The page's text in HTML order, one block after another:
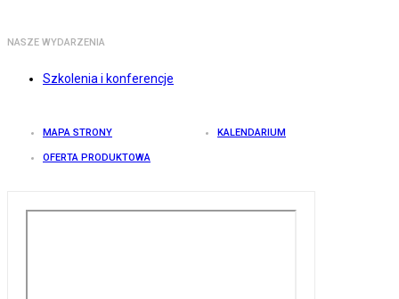
NASZE WYDARZENIA
Szkolenia i konferencje
MAPA STRONY KALENDARIUM
OFERTA PRODUKTOWA